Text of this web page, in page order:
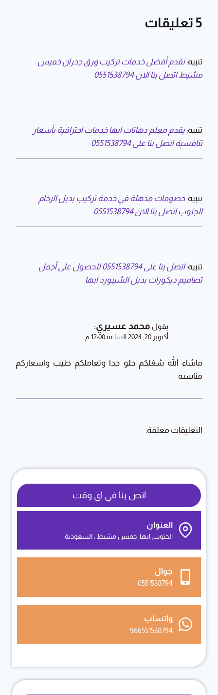
5 تعليقات
تنبيه:نقدم أفضل خدمات تركيب ورق جدران خميس
مشيط اتصل بنا الان 0551538794
تنبيه:يقدم معلم دهانات ابها خدمات احترافية بأسعار
تنافسية اتصل بنا على 0551538794
تنبيه:خصومات مذهلة في خدمة تركيب بديل الرخام
الجنوب اتصل بنا الان 0551538794
تنبيه:
اتصل بنا على 0551538794 للحصول على أجمل
تصاميم ديكورات بديل الشيبورد ابها
يقول محمد عسيري:
أكتوبر 20, 2024 الساعة 12:00 م
ماشاء الله شغلكم حلو جدا وتعاملكم طيب واسعاركم
مناسبه
التعليقات مغلقة.
اتص بنا في اي وقت
العنوان
الجنوب, ابها, خميس مشيط ، السعودية.
جوال
0551538794
واتساب
966551538794